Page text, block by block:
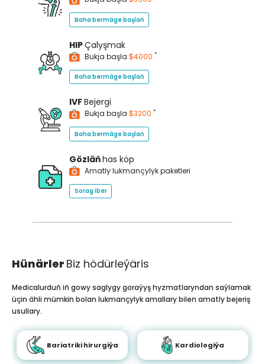
Baha bermäge başlaň
HIPÇalyşmak
Bukja başla $4000 *
Baha bermäge başlaň
IVFBejergi
Bukja başla $3200 *
Baha bermäge başlaň
Gözläňhas köp
Amatly lukmançylyk paketleri
Sorag iber
Hünärler Biz hödürleýäris
Medicalurduň iň gowy saglygy goraýyş hyzmatlaryndan saýlamak
üçin ähli mümkin bolan lukmançylyk amallary bilen amatly bejeriş
usullary.
Bariatriki hirurgiýa Kardiologiýa